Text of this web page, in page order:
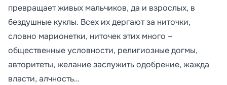
превращает живых мальчиков, да и взрослых, в
бездушные куклы. Всех их дергают за ниточки,
словно марионетки, ниточек этих много –
общественные условности, религиозные догмы,
авторитеты, желание заслужить одобрение, жажда
власти, алчность…